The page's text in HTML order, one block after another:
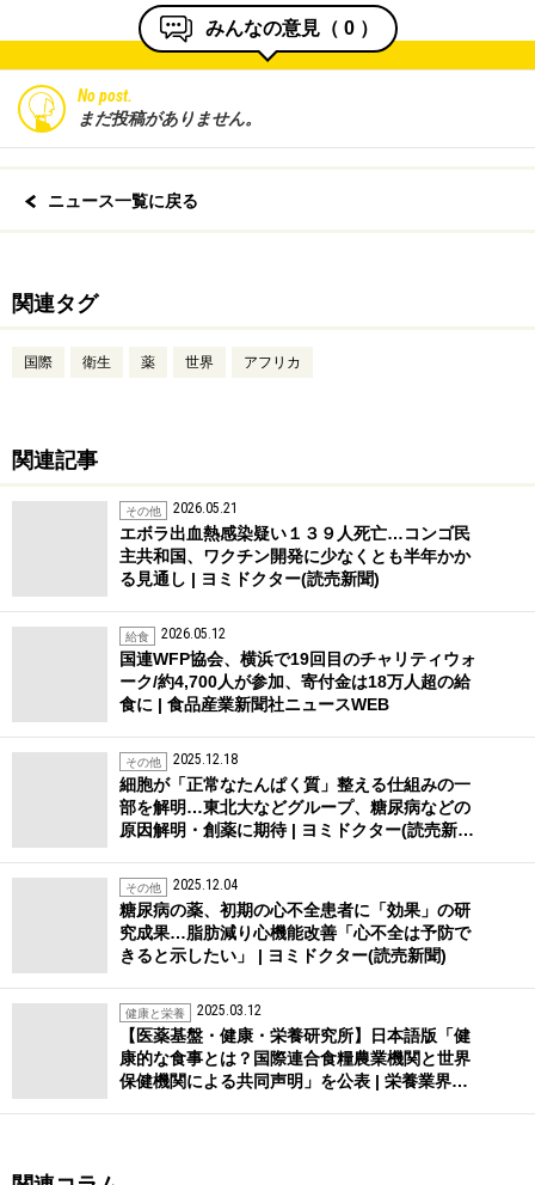
みんなの意見（ 0 ）
No post.
まだ投稿がありません。
ニュース一覧に戻る
関連タグ
国際 衛生 薬 世界 アフリカ
関連記事
その他 2026.05.21
エボラ出血熱感染疑い１３９人死亡…コンゴ民
主共和国、ワクチン開発に少なくとも半年かか
る見通し | ヨミドクター(読売新聞)
給食 2026.05.12
国連WFP協会、横浜で19回目のチャリティウォ
ーク/約4,700人が参加、寄付金は18万人超の給
食に | 食品産業新聞社ニュースWEB
その他 2025.12.18
細胞が「正常なたんぱく質」整える仕組みの一
部を解明…東北大などグループ、糖尿病などの
原因解明・創薬に期待 | ヨミドクター(読売新…
その他 2025.12.04
糖尿病の薬、初期の心不全患者に「効果」の研
究成果…脂肪減り心機能改善「心不全は予防で
きると示したい」 | ヨミドクター(読売新聞)
健康と栄養 2025.03.12
【医薬基盤・健康・栄養研究所】日本語版「健
康的な食事とは？国際連合食糧農業機関と世界
保健機関による共同声明」を公表 | 栄養業界…